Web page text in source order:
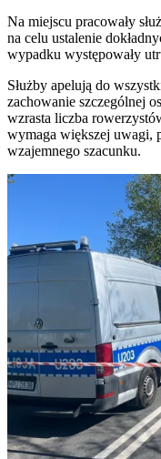
Na miejscu pracowały
na celu ustalenie
wypadku występowały
Służby apelują do
zachowanie szczególnej
wzrasta liczba
wymaga większej uwagi,
wzajemnego szacunku.